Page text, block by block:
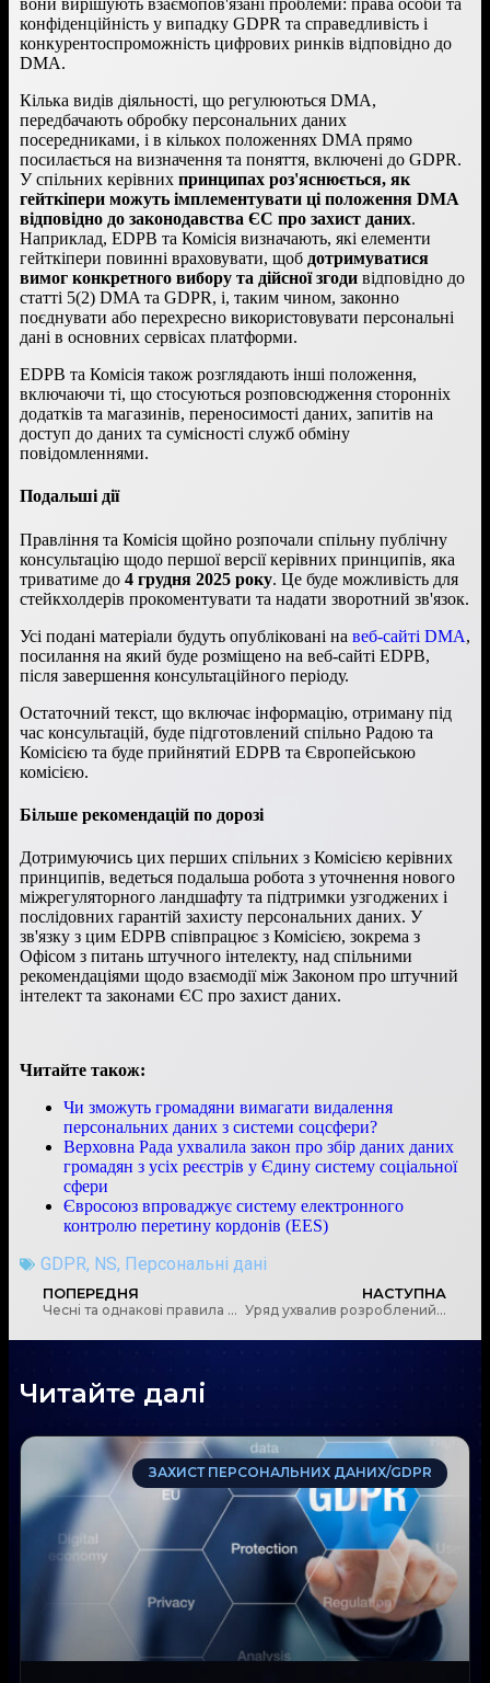
вони вирішують взаємопов'язані проблеми: права особи та
конфіденційність у випадку GDPR та справедливість і
конкурентоспроможність цифрових ринків відповідно до
DMA.
Кілька видів діяльності, що регулюються DMA,
передбачають обробку персональних даних
посередниками, і в кількох положеннях DMA прямо
посилається на визначення та поняття, включені до GDPR.
У спільних керівних принципах роз'яснюється, як
гейткіпери можуть імплементувати ці положення DMA
відповідно до законодавства ЄС про захист даних.
Наприклад, EDPB та Комісія визначають, які елементи
гейткіпери повинні враховувати, щоб дотримуватися
вимог конкретного вибору та дійсної згоди відповідно до
статті 5(2) DMA та GDPR, і, таким чином, законно
поєднувати або перехресно використовувати персональні
дані в основних сервісах платформи.
EDPB та Комісія також розглядають інші положення,
включаючи ті, що стосуються розповсюдження сторонніх
додатків та магазинів, переносимості даних, запитів на
доступ до даних та сумісності служб обміну
повідомленнями.
Подальші дії
Правління та Комісія щойно розпочали спільну публічну
консультацію щодо першої версії керівних принципів, яка
триватиме до 4 грудня 2025 року. Це буде можливість для
стейкхолдерів прокоментувати та надати зворотний зв'язок.
Усі подані матеріали будуть опубліковані на веб-сайті DMA,
посилання на який буде розміщено на веб-сайті EDPB,
після завершення консультаційного періоду.
Остаточний текст, що включає інформацію, отриману під
час консультацій, буде підготовлений спільно Радою та
Комісією та буде прийнятий EDPB та Європейською
комісією.
Більше рекомендацій по дорозі
Дотримуючись цих перших спільних з Комісією керівних
принципів, ведеться подальша робота з уточнення нового
міжрегуляторного ландшафту та підтримки узгоджених і
послідовних гарантій захисту персональних даних. У
зв'язку з цим EDPB співпрацює з Комісією, зокрема з
Офісом з питань штучного інтелекту, над спільними
рекомендаціями щодо взаємодії між Законом про штучний
інтелект та законами ЄС про захист даних.
Читайте також:
Чи зможуть громадяни вимагати видалення
персональних даних з системи соцсфери?
Верховна Рада ухвалила закон про збір даних даних
громадян з усіх реєстрів у Єдину систему соціальної
сфери
Євросоюз впроваджує систему електронного
контролю перетину кордонів (EES)
GDPR, NS, Персональні дані
ПОПЕРЕДНЯ
Чесні та однакові правила роботи для всіх – ознака прозорості ринку
НАСТУПНА
Уряд ухвалив розроблений МЗС перелік критеріїв для держав, з якими буде запроваджуватися множинне громадянство
Читайте далі
ЗАХИСТ ПЕРСОНАЛЬНИХ ДАНИХ/GDPR